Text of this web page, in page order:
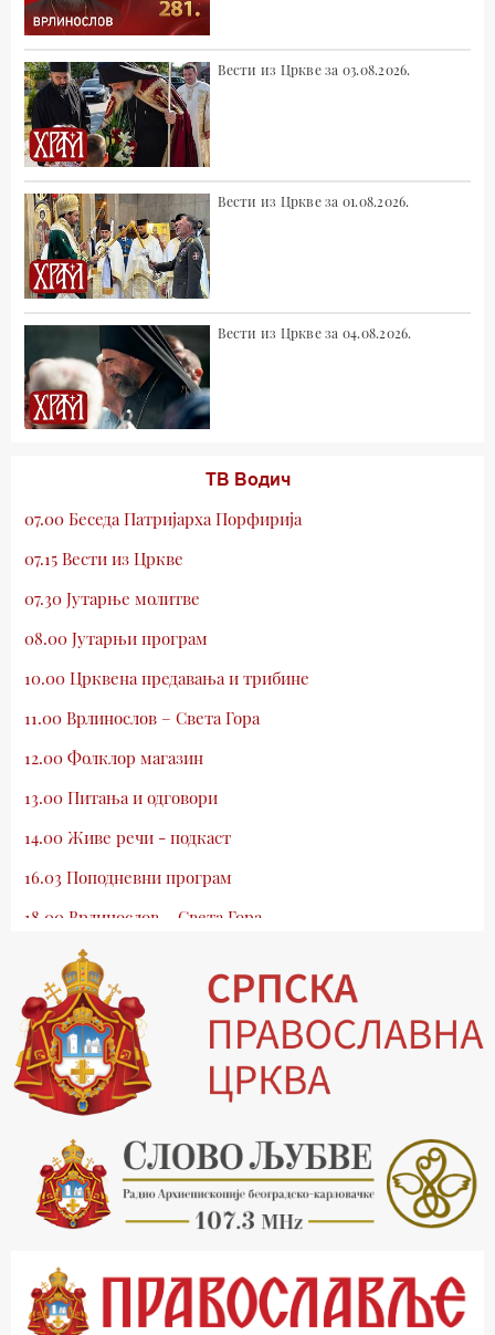
Вести из Цркве за 03.08.2026.
Вести из Цркве за 01.08.2026.
Вести из Цркве за 04.08.2026.
ТВ Водич
07.00 Беседа Патријарха Порфирија
07.15 Вести из Цркве
07.30 Јутарње молитве
08.00 Јутарњи програм
10.00 Црквена предавања и трибине
11.00 Врлинослов – Света Гора
12.00 Фолклор магазин
13.00 Питања и одговори
14.00 Живе речи - подкаст
16.03 Поподневни програм
18.00 Врлинослов – Света Гора
19.03 Атлас памћења
19.30 Вечерње молитве
20.00 Вести из Цркве
20.15 Реч архијереја
20.30 Млади у Цркви
21.03 Гугл пита
22.03 Црквена предавања и трибине
23.00 Питања и одговори
00.03 Гугл пита
01.03 Живе речи - подкаст